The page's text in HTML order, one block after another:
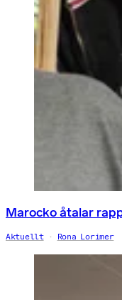
Marocko åtalar
Aktuellt Rona Lorimer